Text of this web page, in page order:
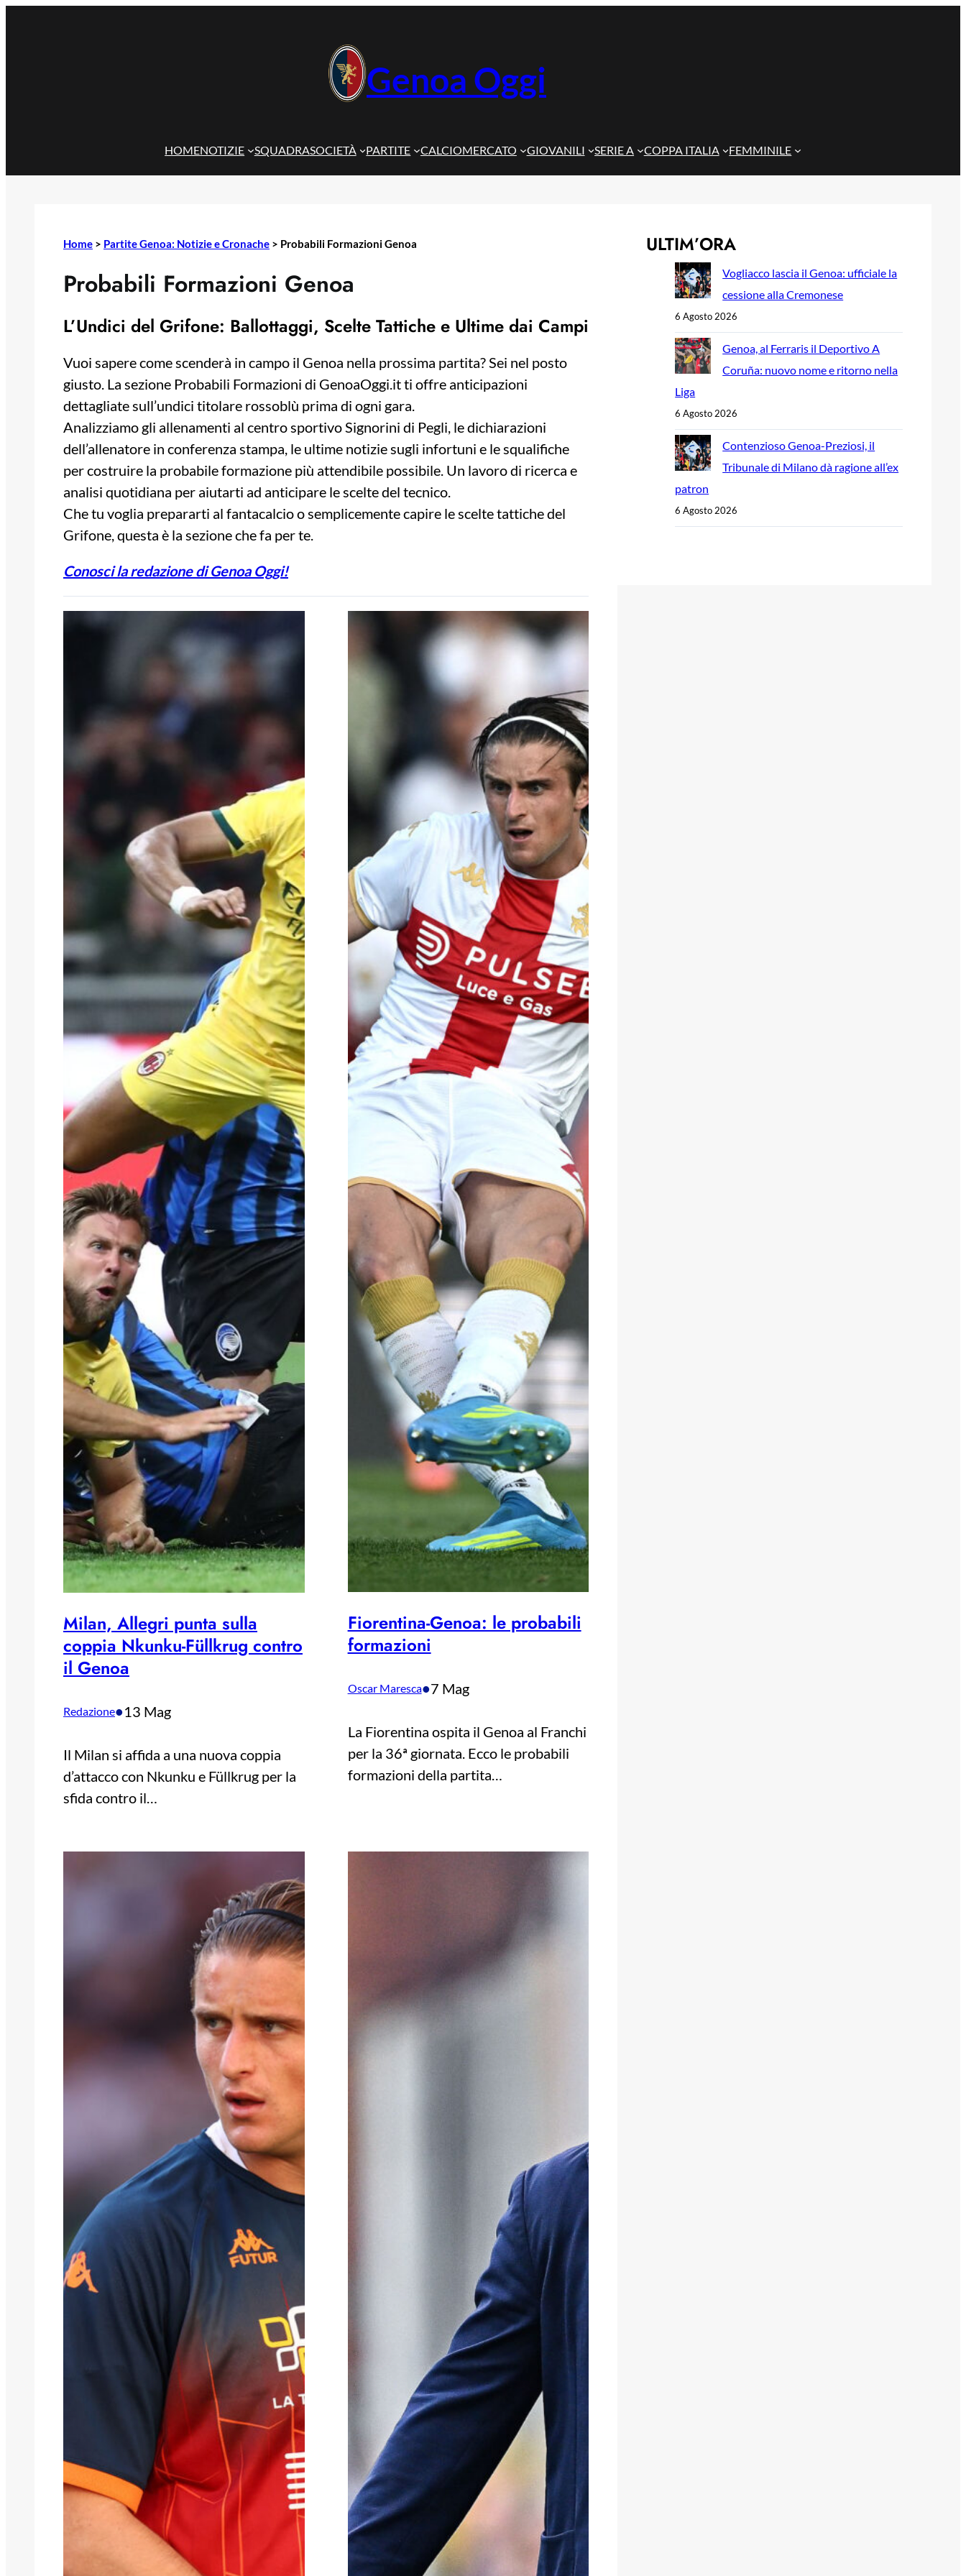
Genoa Oggi
HOMENOTIZIE SQUADRASOCIETÀ PARTITE CALCIOMERCATO GIOVANILI SERIE A COPPA ITALIA FEMMINILE
Home > Partite Genoa: Notizie e Cronache > Probabili Formazioni Genoa
Probabili Formazioni Genoa
L’Undici del Grifone: Ballottaggi, Scelte Tattiche e Ultime dai Campi
Vuoi sapere come scenderà in campo il Genoa nella prossima partita? Sei nel posto
giusto. La sezione Probabili Formazioni di GenoaOggi.it ti offre anticipazioni
dettagliate sull’undici titolare rossoblù prima di ogni gara.
Analizziamo gli allenamenti al centro sportivo Signorini di Pegli, le dichiarazioni
dell’allenatore in conferenza stampa, le ultime notizie sugli infortuni e le squalifiche
per costruire la probabile formazione più attendibile possibile. Un lavoro di ricerca e
analisi quotidiana per aiutarti ad anticipare le scelte del tecnico.
Che tu voglia prepararti al fantacalcio o semplicemente capire le scelte tattiche del
Grifone, questa è la sezione che fa per te.
Conosci la redazione di Genoa Oggi!
Milan, Allegri punta sulla
coppia Nkunku-Füllkrug contro
il Genoa
Redazione•13 Mag
Il Milan si affida a una nuova coppia
d’attacco con Nkunku e Füllkrug per la
sfida contro il…
Fiorentina-Genoa: le probabili
formazioni
Oscar Maresca•7 Mag
La Fiorentina ospita il Genoa al Franchi
per la 36ª giornata. Ecco le probabili
formazioni della partita…
ULTIM’ORA
Vogliacco lascia il Genoa: ufficiale la
cessione alla Cremonese
6 Agosto 2026
Genoa, al Ferraris il Deportivo A
Coruña: nuovo nome e ritorno nella
Liga
6 Agosto 2026
Contenzioso Genoa-Preziosi, il
Tribunale di Milano dà ragione all’ex
patron
6 Agosto 2026